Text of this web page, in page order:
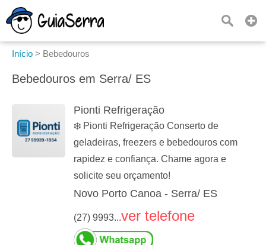
Início > Bebedouros
Bebedouros em Serra/ ES
Pionti Refrigeração
❄️ Pionti Refrigeração Conserto de
geladeiras, freezers e bebedouros com
rapidez e confiança. Chame agora e
solicite seu orçamento!
Novo Porto Canoa - Serra/ ES
(27) 9993...ver telefone